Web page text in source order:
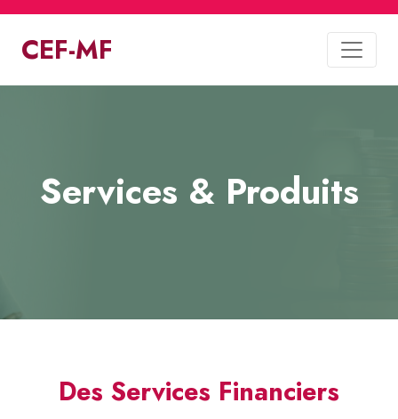
CEF-MF
Services & Produits
Des Services Financiers